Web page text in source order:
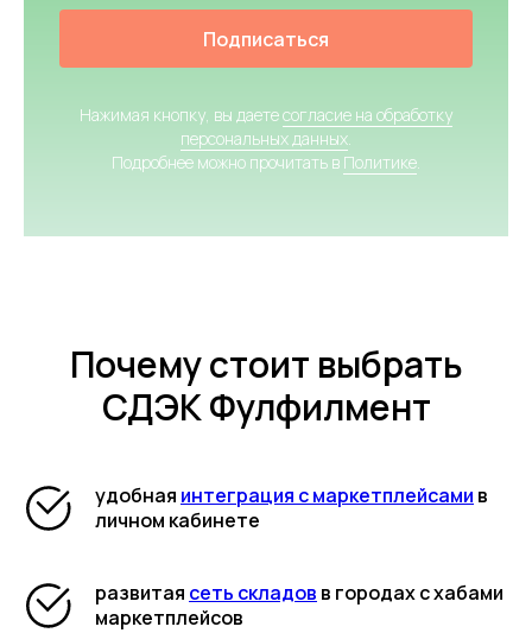
Подписаться
Нажимая кнопку, вы даетесогласие на обработку
персональных данных.
Подробнее можно прочитать в Политике.
Почему стоит выбрать
СДЭК Фулфилмент
удобная интеграция с маркетплейсами в
личном кабинете
развитая сеть складов в городах с хабами
маркетплейсов